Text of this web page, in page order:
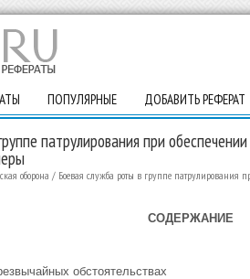
ПОПУЛЯРНЫЕ ДОБАВИТЬ РЕФЕРАТ
патрулирования при
оборона / Боевая служба роты в группе
СОДЕРЖАНИЕ
обстоятельствах